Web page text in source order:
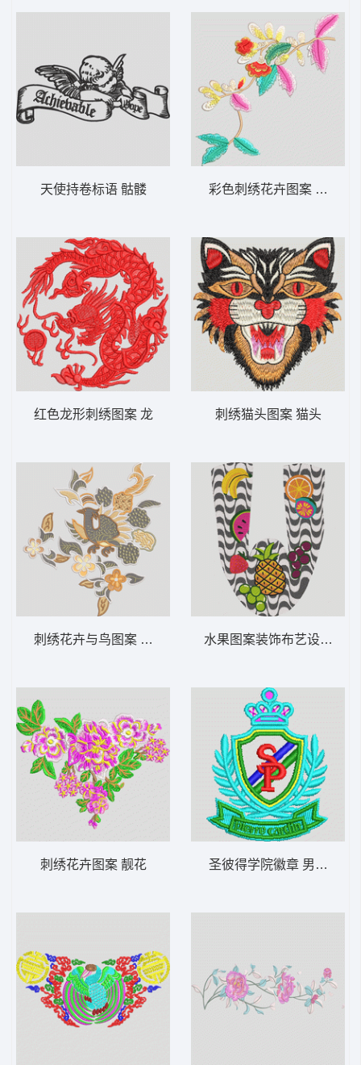
天使持卷标语 骷髅
红色龙形刺绣图案 龙
刺绣花卉与鸟图案 抽象 鸟
刺绣花卉图案 靓花
彩色刺绣花卉图案 汉服
刺绣猫头图案 猫头
水果图案装饰布艺设计 鞋
圣彼得学院徽章 男章标